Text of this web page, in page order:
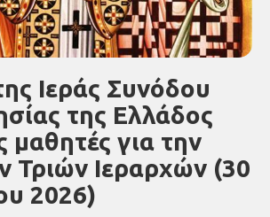
Ιεράς Συνόδου
της Ελλάδος
μαθητές για την
Τριών Ιεραρχών (30
2026)